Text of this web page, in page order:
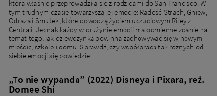
która właśnie przeprowadziła się z rodzicami do San Francisco. W
tym trudnym czasie towarzyszą jej emocje: Radość Strach, Gniew,
Odraza i Smutek, które dowodzą życiem uczuciowym Riley z
Centrali. Jednak każdy w drużynie emocji ma odmienne zdanie na
temat tego, jak dziewczynka powinna zachowywać się w nowym
mieście, szkole i domu. Sprawdź, czy współpraca tak różnych od
siebie emocji się powiedzie.
„To nie wypanda” (2022) Disneya i Pixara, reż.
Domee Shi